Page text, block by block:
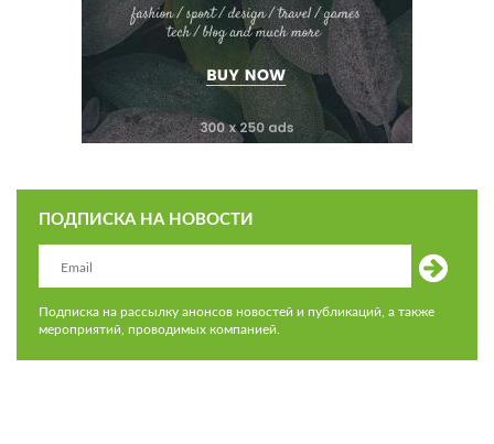
ПОДПИСКА НА НОВОСТИ
Подписка на рассылку анонсов новостей и публикаций, а также
мероприятий, проводимых компанией.